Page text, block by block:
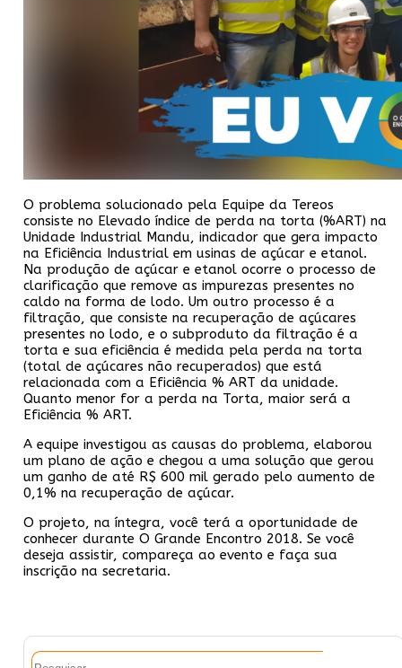
O problema solucionado pela Equipe da Tereos
consiste no Elevado índice de perda na torta (%ART) na
Unidade Industrial Mandu, indicador que gera impacto
na Eficiência Industrial em usinas de açúcar e etanol.
Na produção de açúcar e etanol ocorre o processo de
clarificação que remove as impurezas presentes no
caldo na forma de lodo. Um outro processo é a
filtração, que consiste na recuperação de açúcares
presentes no lodo, e o subproduto da filtração é a
torta e sua eficiência é medida pela perda na torta
(total de açúcares não recuperados) que está
relacionada com a Eficiência % ART da unidade.
Quanto menor for a perda na Torta, maior será a
Eficiência % ART.
A equipe investigou as causas do problema, elaborou
um plano de ação e chegou a uma solução que gerou
um ganho de até R$ 600 mil gerado pelo aumento de
0,1% na recuperação de açúcar.
O projeto, na íntegra, você terá a oportunidade de
conhecer durante O Grande Encontro 2018. Se você
deseja assistir, compareça ao evento e faça sua
inscrição na secretaria.
Pesquisar